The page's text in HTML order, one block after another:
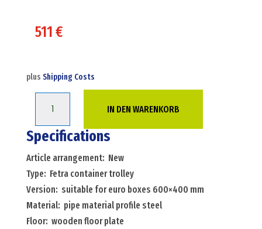
511€
plus Shipping Costs
warehouse
trolley
fetra
container
trolley
suitable
for
IN DEN WARENKORB
Specifications
Article arrangement: New
Type: Fetra container trolley
Version: suitable for euro boxes 600×400 mm
Material: pipe material profile steel
Floor: wooden floor plate